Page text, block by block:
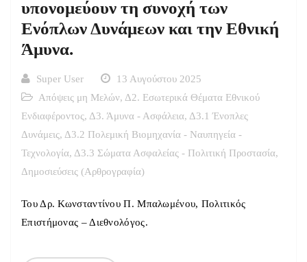
υπονομεύουν τη συνοχή των
Ενόπλων Δυνάμεων και την Εθνική
Άμυνα.
Super User
13 Αυγούστου 2025
Απόψεις μη Μελών, Δ2. Εσωτερικά Θέματα Εθνικού
Ενδιαφέροντος, Δ3. Άμυνα - Ασφάλεια, Δ3.1 Ένοπλες
Δυνάμεις, Δ3.2 Πολεμική Βιομηχανία - Ναυπηγεία -
Τεχνολογία, Δ3.3 Σώματα Ασφαλείας - Πολιτική Προστασία,
Δημοσιεύσεις (Αρθρογραφία)
Του Δρ. Κωνσταντίνου Π. Μπαλωμένου, Πολιτικός
Επιστήμονας – Διεθνολόγος.